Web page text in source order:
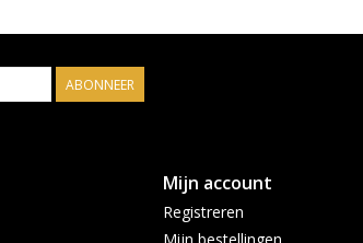
ABONNEER
Mijn account
Registreren